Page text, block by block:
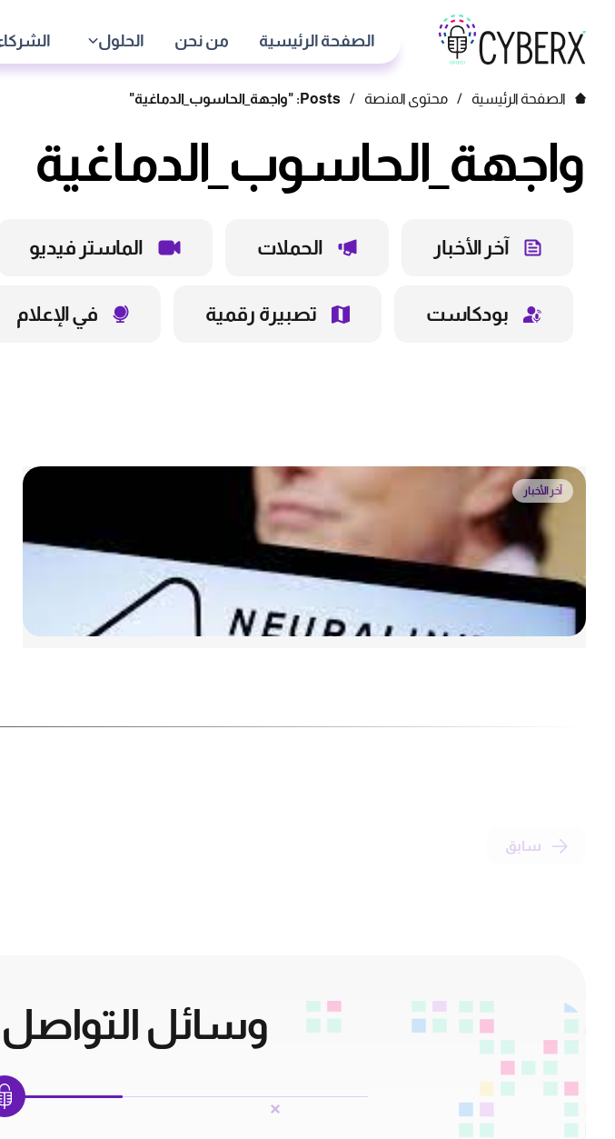
الصفحة الرئيسية من نحن الحلول
الصفحة الرئيسية / محتوى المنصة / Posts: "واجهة_الحاسوب_الدماغية"
واجهة_الحاسوب_الدماغية
آخر الأخبار الحملات الماستر فيديو
بودكاست تصبيرة رقمية في الإعلام
آخر الأخبار
سابق
وسائل التواصل